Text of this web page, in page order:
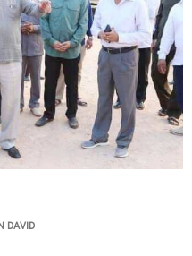
DAVID